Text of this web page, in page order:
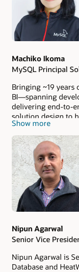
Machiko Ikoma
MySQL Principal
Bringing ~19 years
BI—spanning
delivering end-to-
solution design to
their data platforms.
Show more
Nipun Agarwal
Senior Vice
Nipun Agarwal is
Database and